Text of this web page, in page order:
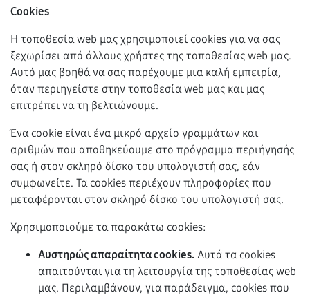
Cookies
Η τοποθεσία web μας χρησιμοποιεί cookies για να σας
ξεχωρίσει από άλλους χρήστες της τοποθεσίας web μας.
Αυτό μας βοηθά να σας παρέχουμε μια καλή εμπειρία,
όταν περιηγείστε στην τοποθεσία web μας και μας
επιτρέπει να τη βελτιώνουμε.
Ένα cookie είναι ένα μικρό αρχείο γραμμάτων και
αριθμών που αποθηκεύουμε στο πρόγραμμα περιήγησής
σας ή στον σκληρό δίσκο του υπολογιστή σας, εάν
συμφωνείτε. Τα cookies περιέχουν πληροφορίες που
μεταφέρονται στον σκληρό δίσκο του υπολογιστή σας.
Χρησιμοποιούμε τα παρακάτω cookies:
Αυστηρώς απαραίτητα cookies. Αυτά τα cookies
απαιτούνται για τη λειτουργία της τοποθεσίας web
μας. Περιλαμβάνουν, για παράδειγμα, cookies που